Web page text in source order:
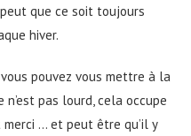
que ce soit toujours
hiver.
pouvez vous mettre à la
pas lourd, cela occupe
… et peut être qu’il y